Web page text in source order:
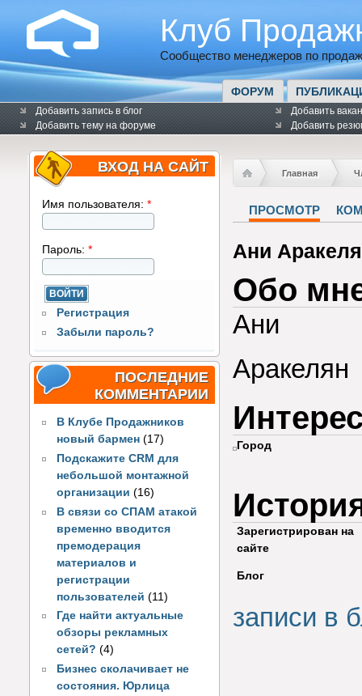
Клуб
Сообщество менеджеров по
ФОРУМ
Добавить запись в блог
Добавить тему на форуме
Добавить
Добавить
ВХОД НА САЙТ
Имя пользователя: *
Пароль: *
Регистрация
Забыли пароль?
ПОСЛЕДНИЕ
КОММЕНТАРИИ
В Клубе Продажников
новый бармен (17)
Подскажите CRM для
небольшой монтажной
организации (16)
В связи со СПАМ атакой
временно вводится
премодерация
материалов и
регистрации
пользователей(11)
Где найти актуальные
обзоры рекламных
сетей? (4)
Бизнес сколачивает не
состояния. Юрлица
Главная
ПРОСМОТР
Ани
Обо
Ани
Аракелян
Город
Зарегистрирован на
сайте
Блог
записи в